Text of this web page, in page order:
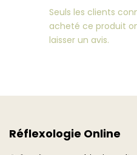
Formations
choisir
Seuls les clients
acheté ce produit
laisser un avis.
Réflexologie Online